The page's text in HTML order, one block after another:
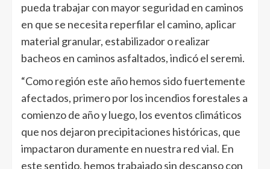
pueda trabajar con mayor seguridad en caminos
en que se necesita reperfilar el camino, aplicar
material granular, estabilizador o realizar
bacheos en caminos asfaltados, indicó el seremi.
“Como región este año hemos sido fuertemente
afectados, primero por los incendios forestales a
comienzo de año y luego, los eventos climáticos
que nos dejaron precipitaciones históricas, que
impactaron duramente en nuestra red vial. En
este sentido, hemos trabajado sin descanso con